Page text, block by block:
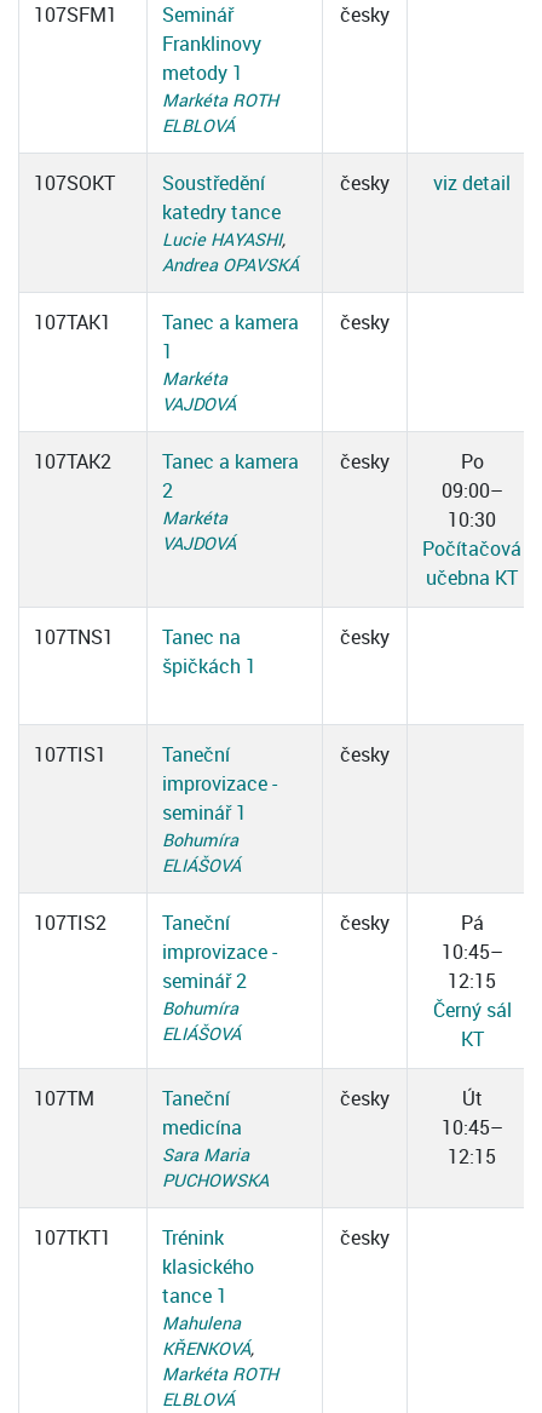
107SFM1
Seminář
Franklinovy
metody 1
Markéta ROTH
ELBLOVÁ
česky
107SOKT
Soustředění
katedry tance
Lucie HAYASHI,
Andrea OPAVSKÁ
česky viz detail
107TAK1
Tanec a kamera
1
Markéta
VAJDOVÁ
česky
107TAK2
Tanec a kamera
2
Markéta
VAJDOVÁ
česky
Po
09:00–
10:30
Počítačová
učebna KT
107TNS1
Tanec na
špičkách 1
česky
107TIS1
Taneční
improvizace -
seminář 1
Bohumíra
ELIÁŠOVÁ
česky
107TIS2
Taneční
improvizace -
seminář 2
Bohumíra
ELIÁŠOVÁ
česky
Pá
10:45–
12:15
Černý sál
KT
107TM
Taneční
medicína
Sara Maria
PUCHOWSKA
česky
Út
10:45–
12:15
107TKT1
Trénink
klasického
tance 1
Mahulena
KŘENKOVÁ,
Markéta ROTH
ELBLOVÁ
česky